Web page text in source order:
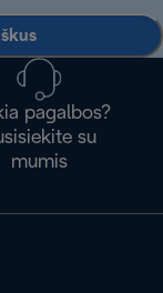
pagalbos?
su
mumis